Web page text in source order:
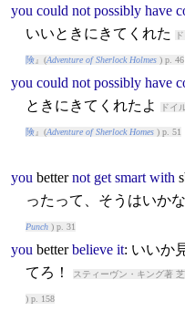
you could not possibly have
いいときにきてくれた
険』(Adventure of Sherlock Holmes) p. 46
you could not possibly have
ときにきてくれたよ
ドイ
険』(Adventure of Sherlock Homes) p. 51
you better not get smart with
ったって、そうはいか
Punch) p. 31
you better believe it: いいか
てろ！
スティーヴン・キング著
) p. 158